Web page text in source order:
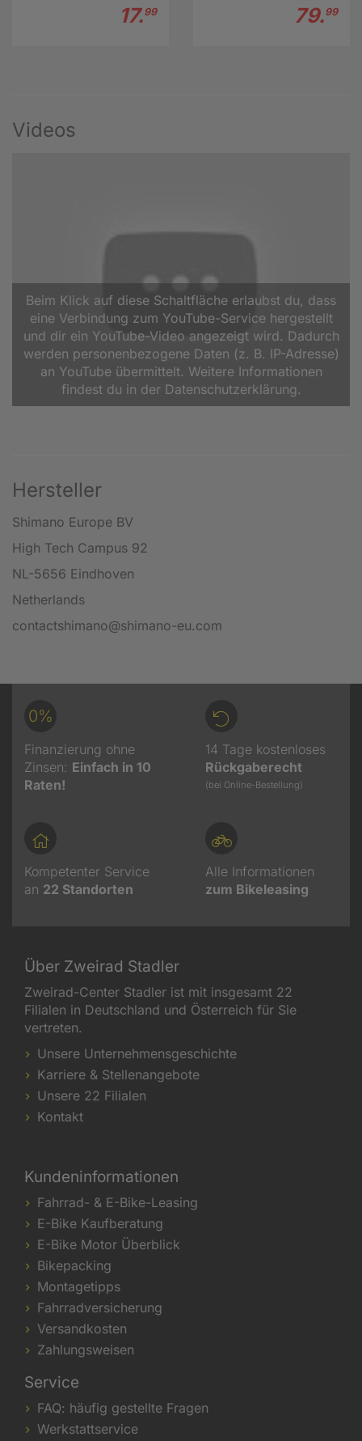
17.99 79.99
Videos
Beim Klick auf diese Schaltfläche erlaubst du, dass
eine Verbindung zum YouTube-Service hergestellt
und dir ein YouTube-Video angezeigt wird. Dadurch
werden personenbezogene Daten (z. B. IP-Adresse)
an YouTube übermittelt. Weitere Informationen
findest du in der Datenschutzerklärung.
Hersteller
Shimano Europe BV
High Tech Campus 92
NL-5656 Eindhoven
Netherlands
contactshimano@shimano-eu.com
0%
Finanzierung ohne
Zinsen: Einfach in 10
Raten!
14 Tage kostenloses
Rückgaberecht
(bei Online-Bestellung)
Kompetenter Service
an 22 Standorten
Alle Informationen
zum Bikeleasing
Über Zweirad Stadler
Zweirad-Center Stadler ist mit insgesamt 22
Filialen in Deutschland und Österreich für Sie
vertreten.
Unsere Unternehmensgeschichte
Karriere & Stellenangebote
Unsere 22 Filialen
Kontakt
Kundeninformationen
Fahrrad- & E-Bike-Leasing
E-Bike Kaufberatung
E-Bike Motor Überblick
Bikepacking
Montagetipps
Fahrradversicherung
Versandkosten
Zahlungsweisen
Service
FAQ: häufig gestellte Fragen
Werkstattservice